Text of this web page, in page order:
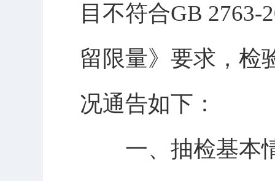
目不符合GB
留限量》要求，检
况通告如下：
一、抽检基本